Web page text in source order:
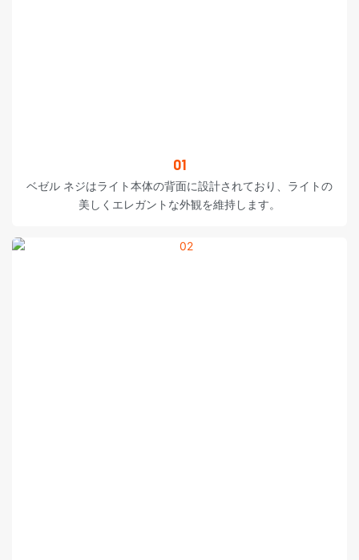
01
ベゼル ネジはライト本体の背面に設計されており、ライトの
美しくエレガントな外観を維持します。